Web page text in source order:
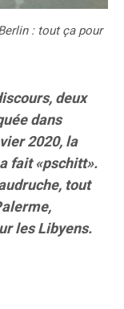
: tout ça pour
deux
dans
2020, la
fait «pschitt».
tout
les Libyens.